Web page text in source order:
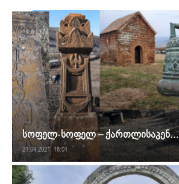
სოფელ-სოფელ – ქართლისაკენ…
21.04.2021. 18:01